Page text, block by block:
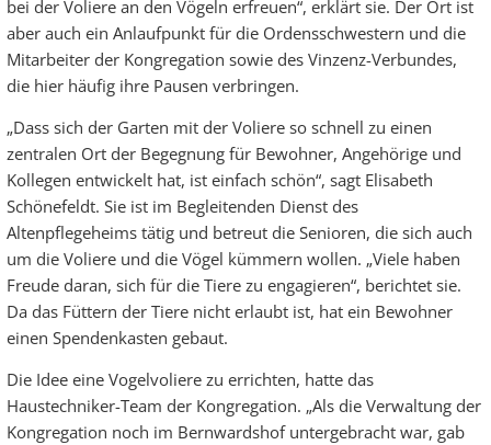
bei der Voliere an den Vögeln erfreuen“, erklärt sie. Der Ort ist
aber auch ein Anlaufpunkt für die Ordensschwestern und die
Mitarbeiter der Kongregation sowie des Vinzenz-Verbundes,
die hier häufig ihre Pausen verbringen.
„Dass sich der Garten mit der Voliere so schnell zu einen
zentralen Ort der Begegnung für Bewohner, Angehörige und
Kollegen entwickelt hat, ist einfach schön“, sagt Elisabeth
Schönefeldt. Sie ist im Begleitenden Dienst des
Altenpflegeheims tätig und betreut die Senioren, die sich auch
um die Voliere und die Vögel kümmern wollen. „Viele haben
Freude daran, sich für die Tiere zu engagieren“, berichtet sie.
Da das Füttern der Tiere nicht erlaubt ist, hat ein Bewohner
einen Spendenkasten gebaut.
Die Idee eine Vogelvoliere zu errichten, hatte das
Haustechniker-Team der Kongregation. „Als die Verwaltung der
Kongregation noch im Bernwardshof untergebracht war, gab